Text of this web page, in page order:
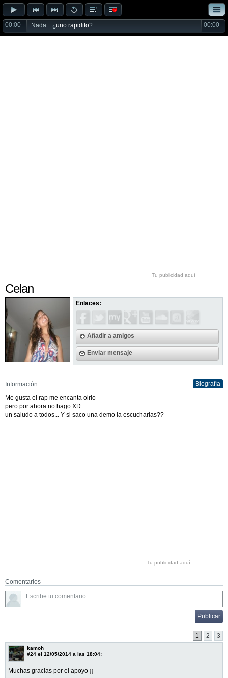
00:00 Nada... ¿uno rapidito? 00:00
Tu publicidad aquí
Celan
Enlaces:
Añadir a amigos
Enviar mensaje
Información
Biografía
Me gusta el rap me encanta oirlo
pero por ahora no hago XD
un saludo a todos... Y si saco una demo la escucharias??
Tu publicidad aquí
Comentarios
1 2 3
kamoh
#24 el 12/05/2014 a las 18:04:
Muchas gracias por el apoyo ¡¡